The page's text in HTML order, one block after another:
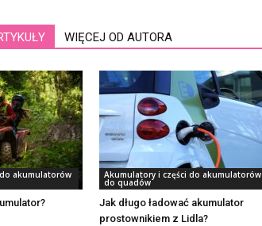
WIĘCEJ OD AUTORA
akumulatorów Akumulatory i części do akumulatorów
do quadów
Jak długo ładować akumulator
prostownikiem z Lidla?